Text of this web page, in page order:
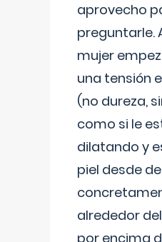
aprovecho
preguntarle.
mujer
una tensión
(no dureza,
como si le
dilatando y
piel desde
alrededor
por encima